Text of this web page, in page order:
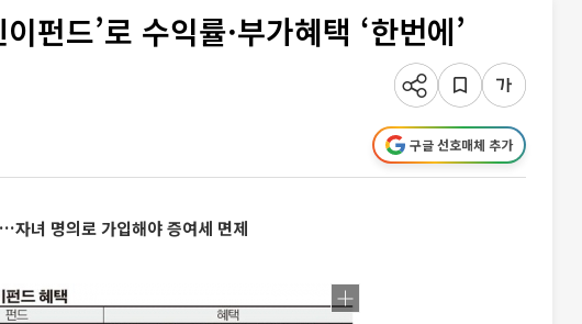
펀드’로 수익률·부가혜택 ‘한번에’
구글 선호매체 추가
자녀 명의로 가입해야 증여세 면제